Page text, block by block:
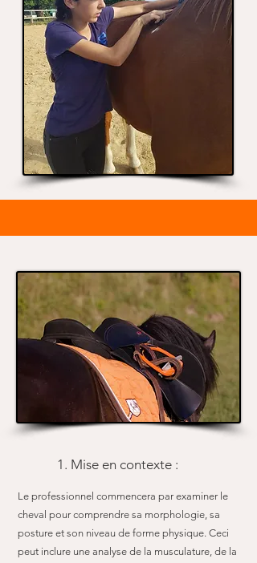
1. Mise en contexte :
Le professionnel commencera par examiner le
cheval pour comprendre sa morphologie, sa
posture et son niveau de forme physique. Ceci
peut inclure une analyse de la musculature, de la